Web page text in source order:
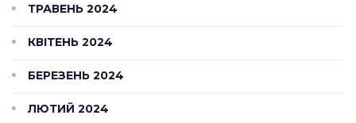
ТРАВЕНЬ 2024
КВІТЕНЬ 2024
БЕРЕЗЕНЬ 2024
ЛЮТИЙ 2024